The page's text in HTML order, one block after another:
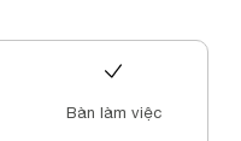
Bàn làm việc